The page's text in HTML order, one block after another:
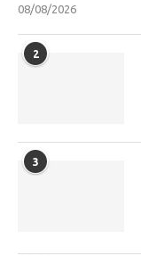
08/08/2026
2
3